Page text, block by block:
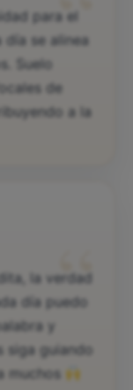
para el
se alinea
Suelo
de
a la
“
la verdad
día puedo
y
siga guiando
muchos